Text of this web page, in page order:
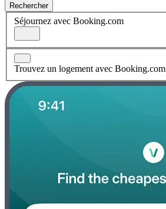
Rechercher
Séjournez avec Booking.com
Trouvez un logement avec Booking.com